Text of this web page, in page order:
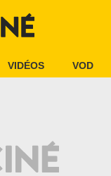
VIDÉOS VOD